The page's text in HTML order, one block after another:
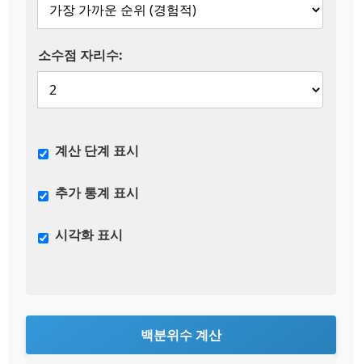
소수점 자리수:
계산 단계 표시
추가 통계 표시
시각화 표시
백분위수 계산